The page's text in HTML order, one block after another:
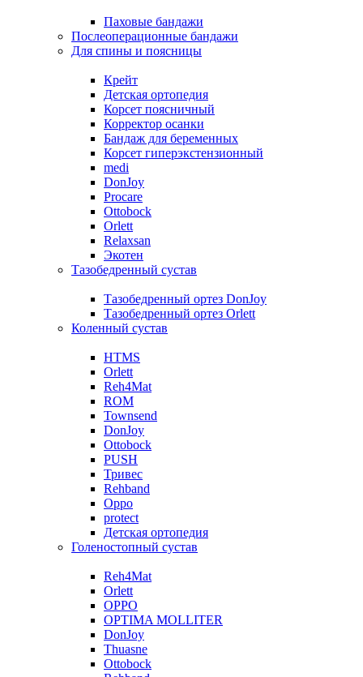
Паховые бандажи
Послеоперационные бандажи
Для спины и поясницы
Крейт
Детская ортопедия
Корсет поясничный
Корректор осанки
Бандаж для беременных
Корсет гиперэкстензионный
medi
DonJoy
Procare
Ottobock
Orlett
Relaxsan
Экотен
Тазобедренный сустав
Тазобедренный ортез DonJoy
Тазобедренный ортез Orlett
Коленный сустав
HTMS
Orlett
Reh4Mat
ROM
Townsend
DonJoy
Ottobock
PUSH
Тривес
Rehband
Oppo
protect
Детская ортопедия
Голеностопный сустав
Reh4Mat
Orlett
OPPO
OPTIMA MOLLITER
DonJoy
Thuasne
Ottobock